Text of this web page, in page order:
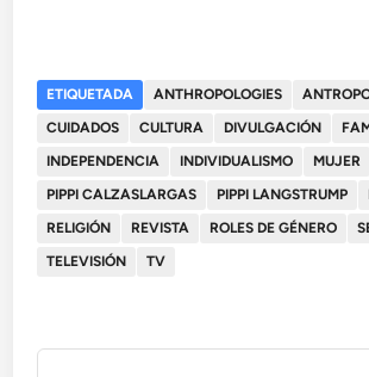
ETIQUETADA ANTHROPOLOGIES
CUIDADOS
CULTURA DIVULGACIÓN
INDEPENDENCIA
INDIVIDUALISMO MUJER
PIPPI CALZASLARGAS
PIPPI LANGSTRUMP
RELIGIÓN
REVISTA ROLES DE GÉNERO
TELEVISIÓN
TV